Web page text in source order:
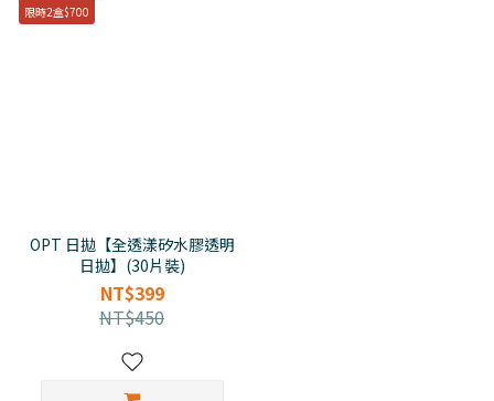
限時2盒$700
OPT 日拋【全透漾矽水膠透明
日拋】(30片裝)
NT$399
NT$450